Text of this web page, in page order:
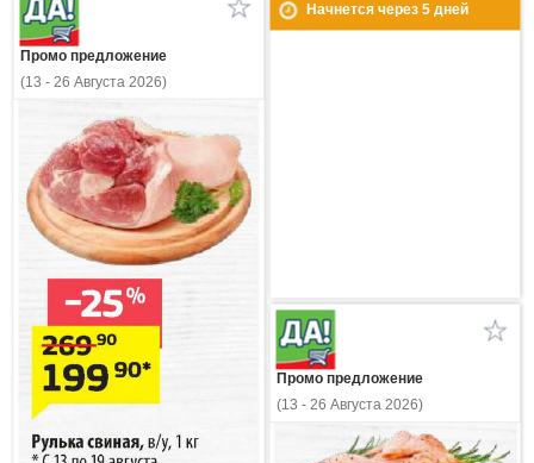
Начнется через 5дней
Промо предложение
(13 - 26 Августа 2026)
Промо предложение
(13 - 26 Августа 2026)